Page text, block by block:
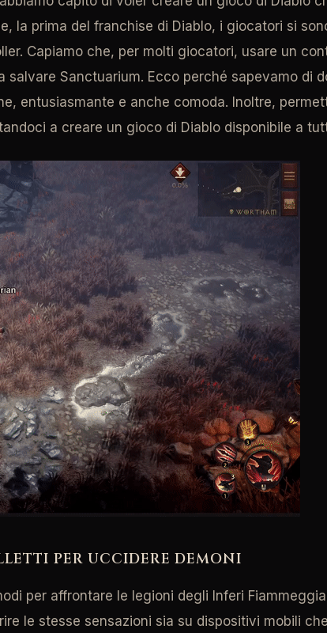
la prima del franchise di Diablo, i giocatori si
Capiamo che, per molti giocatori, usare un
Sanctuarium. Ecco perché sapevamo di
entusiasmante e anche comoda. Inoltre,
a creare un gioco di Diablo disponibile a
PER UCCIDERE DEMONI
per affrontare le legioni degli Inferi
le stesse sensazioni sia su dispositivi mobili